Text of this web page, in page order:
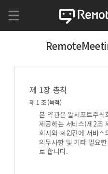
제 1장 총칙
제 1 조 (목적)
본 약관은 알서포트주식
제공하는 서비스(제2조
회사와 회원간에 서비
의무사항 및 기타 필요
로 합니다.